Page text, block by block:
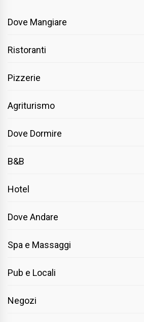
Dove Mangiare
Ristoranti
Pizzerie
Agriturismo
Dove Dormire
B&B
Hotel
Dove Andare
Spa e Massaggi
Pub e Locali
Negozi